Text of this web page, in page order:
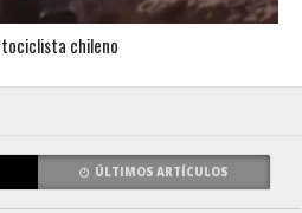
chileno
ÚLTIMOS ARTÍCULOS